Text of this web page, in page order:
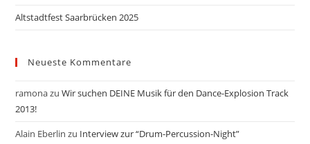
Altstadtfest Saarbrücken 2025
Neueste Kommentare
ramonazuWir suchen DEINE Musik für den Dance-Explosion Track
2013!
Alain Eberlin zu Interview zur “Drum-Percussion-Night”